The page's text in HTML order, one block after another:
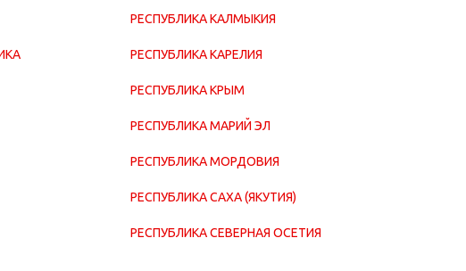
РЕСПУБЛИКА КАЛМЫКИЯ
РЕСПУБЛИКА КАРЕЛИЯ
РЕСПУБЛИКА КРЫМ
РЕСПУБЛИКА МАРИЙ ЭЛ
РЕСПУБЛИКА МОРДОВИЯ
РЕСПУБЛИКА САХА (ЯКУТИЯ)
РЕСПУБЛИКА СЕВЕРНАЯ ОСЕТИЯ